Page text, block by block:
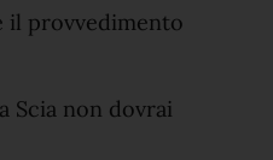
il provvedimento
Scia non dovrai